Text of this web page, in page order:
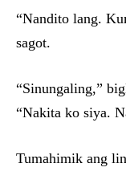
“Nandito lang.
sagot.
“Sinungaling,”
“Nakita ko siya.
Tumahimik ang